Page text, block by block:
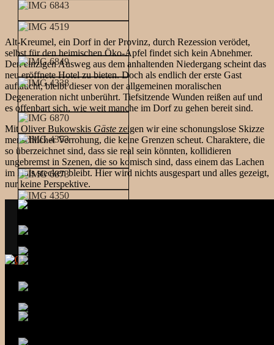
Alt-Kreumel, ein Dorf in der Provinz, durch Rezession verödet,
selbst für den heimischen Öko-Apfel findet sich kein Abnehmer.
Den einzigen Ausweg aus dem anhaltenden Niedergang scheint das
neu eröffnete Hotel zu bieten. Doch als endlich der erste Gast
auftaucht, bleibt dieser von der allgemeinen moralischen
Degeneration nicht unberührt. Tiefsitzende Wunden reißen auf und
es offenbart sich, wie weit manche im Dorf zu gehen bereit sind.
Mit Oliver Bukowskis Gäste zeigen wir eine schonungslose Skizze
menschlicher Verrohung, die keine Grenzen scheut. Charaktere, die
so überzeichnet sind, dass sie real sein könnten, kollidieren
ungebremst in Szenen, die so komisch sind, dass einem das Lachen
im Hals stecken bleibt. Hier wird nichts ausgespart und alles gezeigt,
nur keine Perspektive.